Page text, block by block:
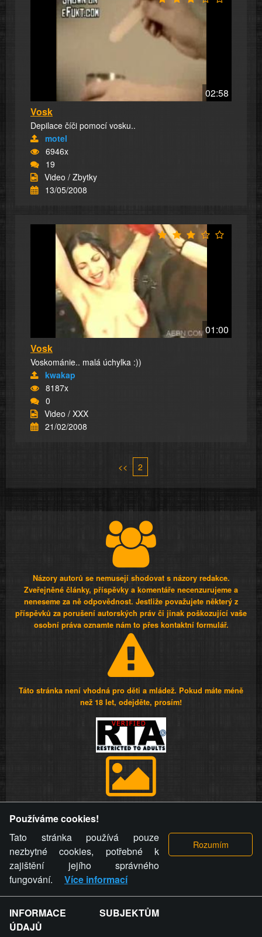
02:58
Vosk
Depilace číči pomocí vosku..
motel
6946x
19
Video / Zbytky
13/05/2008
01:00
Vosk
Voskománie.. malá úchylka :))
kwakap
8187x
0
Video / XXX
21/02/2008
<< 2
Názory autorů se nemusejí shodovat s názory redakce.
Zveřejněné články, příspěvky a komentáře necenzurujeme a
neneseme za ně odpovědnost. Jestliže považujete některý z
příspěvků za porušení autorských práv či jinak poškozující vaše
osobní práva oznamte nám to přes kontaktní formulář.
Táto stránka není vhodná pro děti a mládež. Pokud máte méně
než 18 let, odejděte, prosím!
videa a komentáře. Osoba, které se toto opatření provozovatele
stránky týče, ani osoba, která umístila fotografii nebo video na
stránku, nemůže z důvodu odstranění fotografie, videa nebo
komentáře pro výše uvedenou okolnost uplatnit vůči
provozovateli stránky žádný nárok na náhradu škody nebo
nemajetkové újmy.
ZVRÁCENÝ.CZ - Svět není zvrácenej. To jen
Používáme cookies!
Tato stránka používá pouze
nezbytné cookies, potřebné k
zajištění jejího správného
fungování.
Více informací
INFORMACE SUBJEKTŮM
ÚDAJŮ